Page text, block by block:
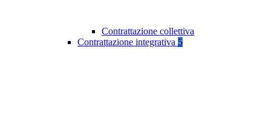
Contrattazione collettiva
Contrattazione integrativa 5